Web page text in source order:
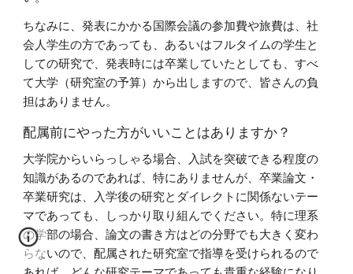
ちなみに、発表にかかる国際会議の参加費や旅費は、社
会人学生の方であっても、あるいはフルタイムの学生と
しての研究で、発表時には卒業していたとしても、すべ
て大学（研究室の予算）から出しますので、皆さんの負
担はありません。
配属前にやった方がいいことはありますか？
大学院からいらっしゃる場合、入試を突破できる程度の
知識があるのであれば、特にありませんが、卒業論文・
卒業研究は、入学後の研究とダイレクトに関係ないテー
マであっても、しっかり取り組んでください。特に理系
の学部の場合、論文の書き方はどの分野でも大きく変わ
らないので、配属された研究室で指導を受けられるので